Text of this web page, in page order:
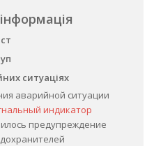
ситуаціях
аварийной ситуации
индикатор
предупреждение